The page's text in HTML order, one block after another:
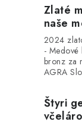
Zlaté
naše
2024
-
bronz za
AGRA
Štyri